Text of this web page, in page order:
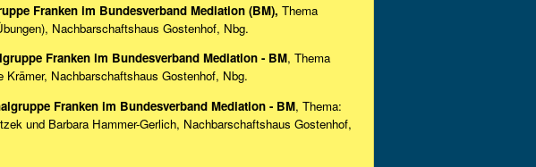
Franken im Bundesverband Mediation (BM), Thema
Nachbarschaftshaus Gostenhof, Nbg.
Franken im Bundesverband Mediation - BM, Thema
Nachbarschaftshaus Gostenhof, Nbg.
Franken im Bundesverband Mediation - BM, Thema:
und Barbara Hammer-Gerlich, Nachbarschaftshaus Gostenhof,